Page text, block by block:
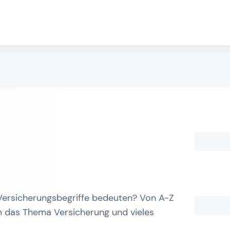
bedeuten? Von A-Z
Thema Versicherung und vieles